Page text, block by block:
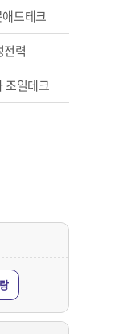
드테크
전력
조일테크